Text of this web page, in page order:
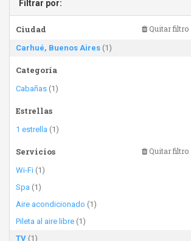
Filtrar por:
Ciudad Quitar filtro
Carhué, Buenos Aires (1)
Categoría
Cabañas (1)
Estrellas
1 estrella (1)
Servicios Quitar filtro
Wi-Fi (1)
Spa (1)
Aire acondicionado (1)
Pileta al aire libre (1)
TV (1)